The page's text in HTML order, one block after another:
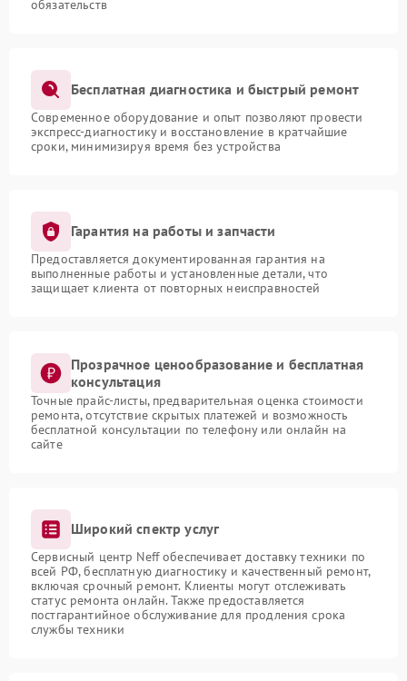
обязательств
Бесплатная диагностика и быстрый ремонт
Современное оборудование и опыт позволяют провести
экспресс-диагностику и восстановление в кратчайшие
сроки, минимизируя время без устройства
Гарантия на работы и запчасти
Предоставляется документированная гарантия на
выполненные работы и установленные детали, что
защищает клиента от повторных неисправностей
Прозрачное ценообразование и бесплатная
консультация
Точные прайс-листы, предварительная оценка стоимости
ремонта, отсутствие скрытых платежей и возможность
бесплатной консультации по телефону или онлайн на
сайте
Широкий спектр услуг
Сервисный центр Neff обеспечивает доставку техники по
всей РФ, бесплатную диагностику и качественный ремонт,
включая срочный ремонт. Клиенты могут отслеживать
статус ремонта онлайн. Также предоставляется
постгарантийное обслуживание для продления срока
службы техники